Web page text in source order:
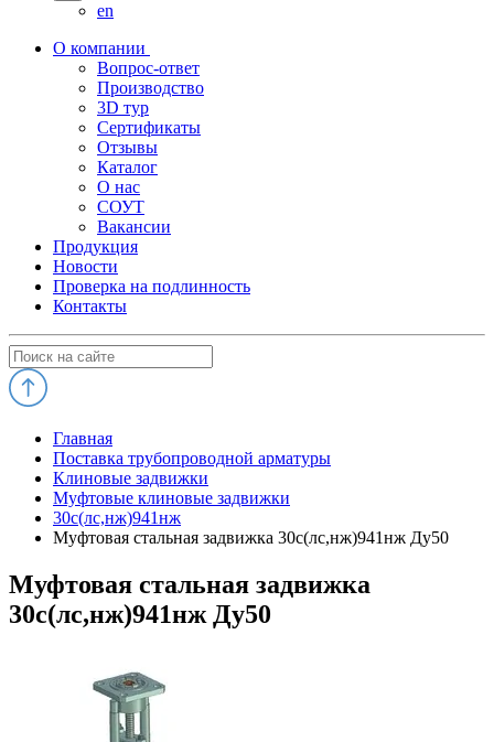
en
О компании
Вопрос-ответ
Производство
3D тур
Сертификаты
Отзывы
Каталог
О нас
СОУТ
Вакансии
Продукция
Новости
Проверка на подлинность
Контакты
Главная
Поставка трубопроводной арматуры
Клиновые задвижки
Муфтовые клиновые задвижки
30с(лс,нж)941нж
Муфтовая стальная задвижка 30с(лс,нж)941нж Ду50
Муфтовая стальная задвижка
30с(лс,нж)941нж Ду50